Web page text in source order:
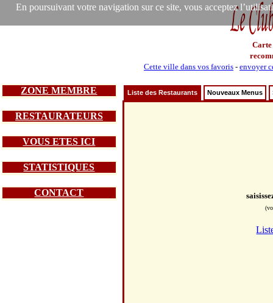
En poursuivant votre navigation sur ce site, vous acceptez
Carte
Cette ville dans vos favoris - envoyer
ZONE MEMBRE
RESTAURATEURS
VOUS ETES ICI
STATISTIQUES
CONTACT
Liste des Restaurants Nouveaux Menus